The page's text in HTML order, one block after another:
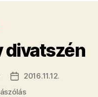
divatszén
Bejegyzés
dátuma
2016.11.12.
a(z)